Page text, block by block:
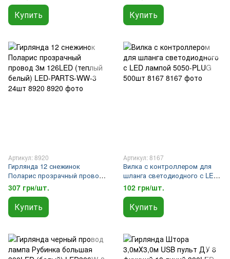
(теплый бе
Купить
белый) IT-RA
Купить
Артикул: 8920
Гирлянда 12 снежинок
Поларис прозрачный провод
3м 126LED (теплый белый)
LED-PARTS-WW-3 24шт 8920
307 грн/шт.
Купить
Артикул: 8167
Вилка с контроллером для
шланга светодиодного с LED
лампой 5050-PLUG 500шт 8167
102 грн/шт.
Купить